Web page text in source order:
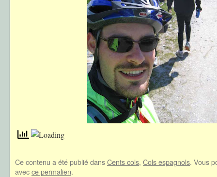
Ce contenu a été publié dansCents cols, Cols espagnols. Vous
avecce permalien.